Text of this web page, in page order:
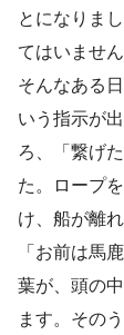
とになりま
てはいませ
そんなある
いう指示が
ろ、「繋げ
た。ロープ
け、船が離
「お前は馬
葉が、頭の
ます。その